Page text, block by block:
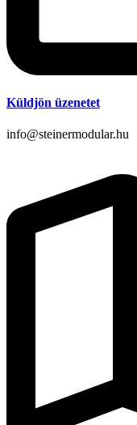
Küldjön üzenetet
info@steinermodular.hu